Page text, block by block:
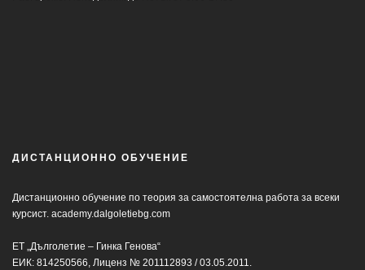
ДИСТАНЦИОННО ОБУЧЕНИЕ
Дистанционно обучение по теория за самостоятелна работа за всеки
курсист. academy.dalgoletiebg.com
ЕТ „Дълголетие – Гинка Генова“
ЕИК: 814250566, Лиценз № 201112893 / 03.05.2011.